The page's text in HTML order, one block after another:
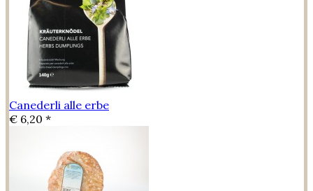
Canederli alle erbe
€ 6,20 *